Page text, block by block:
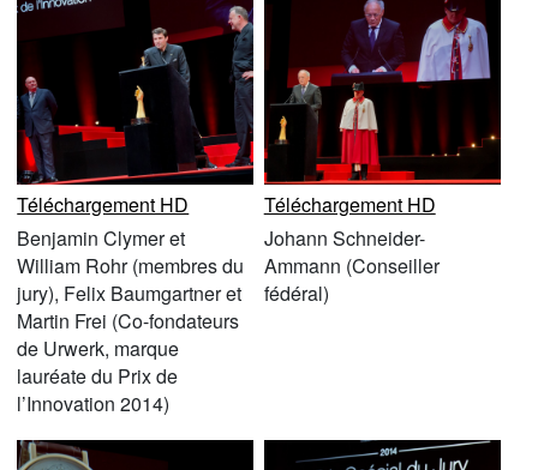
Téléchargement HD
Benjamin Clymer et
William Rohr (membres du
jury), Felix Baumgartner et
Martin Frei (Co-fondateurs
de Urwerk, marque
lauréate du Prix de
l’Innovation 2014)
Téléchargement HD
Johann Schneider-
Ammann (Conseiller
fédéral)